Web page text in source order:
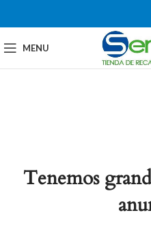
MENU
Tenemos